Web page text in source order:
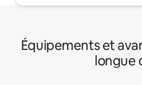
Équipements et
longue